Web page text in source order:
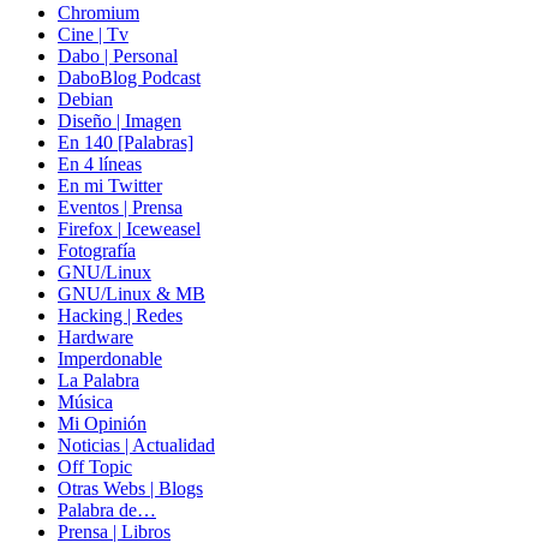
Chromium
Cine | Tv
Dabo | Personal
DaboBlog Podcast
Debian
Diseño | Imagen
En 140 [Palabras]
En 4 líneas
En mi Twitter
Eventos | Prensa
Firefox | Iceweasel
Fotografía
GNU/Linux
GNU/Linux & MB
Hacking | Redes
Hardware
Imperdonable
La Palabra
Música
Mi Opinión
Noticias | Actualidad
Off Topic
Otras Webs | Blogs
Palabra de…
Prensa | Libros